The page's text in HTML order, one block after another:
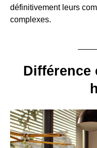
définitivement leurs
complexes.
Différence